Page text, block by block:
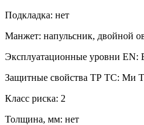
Подкладка: нет
Манжет: напульсник, двойной
Эксплуатационные уровни EN:
Защитные свойства ТР ТС: Ми
Класс риска: 2
Толщина, мм: нет